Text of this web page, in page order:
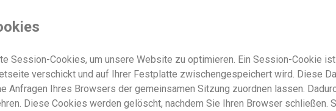
Session-Cookies, um unsere Website zu optimieren. Ein Session-Cookie
verschickt und auf Ihrer Festplatte zwischengespeichert wird. Diese
Anfragen Ihres Browsers der gemeinsamen Sitzung zuordnen lassen.
Diese Cookies werden gelöscht, nachdem Sie Ihren Browser schließen.